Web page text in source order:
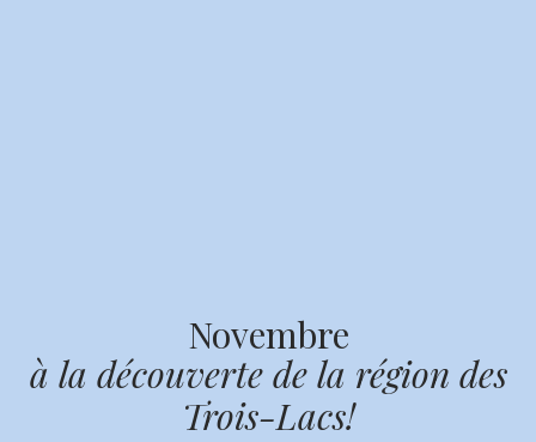
Novembre
à la découverte de la région des
Trois-Lacs!